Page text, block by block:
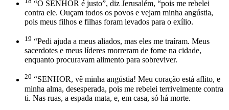
“O SENHOR é justo”, diz Jerusalém, “pois me rebelei
contra ele. Ouçam todos os povos e vejam minha angústia,
pois meus filhos e filhas foram levados para o exílio.
19 “Pedi ajuda a meus aliados, mas eles me traíram. Meus
sacerdotes e meus líderes morreram de fome na cidade,
enquanto procuravam alimento para sobreviver.
20 “SENHOR, vê minha angústia! Meu coração está aflito, e
minha alma, desesperada, pois me rebelei terrivelmente contra
ti. Nas ruas, a espada mata, e, em casa, só há morte.